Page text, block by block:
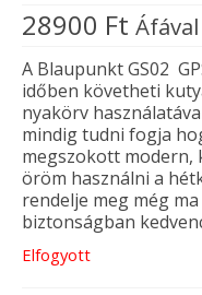
Értékelés
4.33az 5-
3
értékelés
alapján
28900 Ft Áfával
A Blaupunkt GS02
időben követheti
nyakörv
mindig tudni fogja
megszokott modern,
öröm használni a
rendelje meg még
biztonságban
Elfogyott